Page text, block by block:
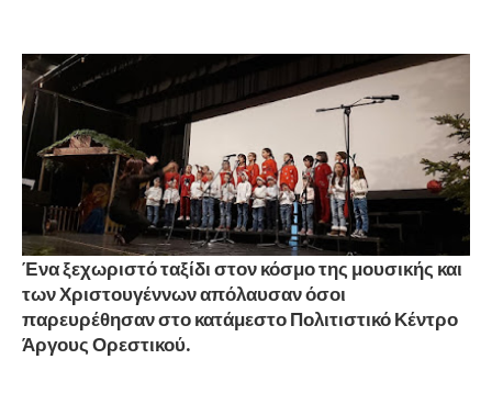
Ένα ξεχωριστό ταξίδι στον κόσμο της μουσικής και
των Χριστουγέννων απόλαυσαν όσοι
παρευρέθησαν στο κατάμεστο Πολιτιστικό Κέντρο
Άργους Ορεστικού.